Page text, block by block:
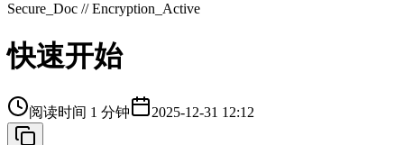
Secure_Doc // Encryption_Active
快速开始
阅读时间 1 分钟 2025-12-31 12:12